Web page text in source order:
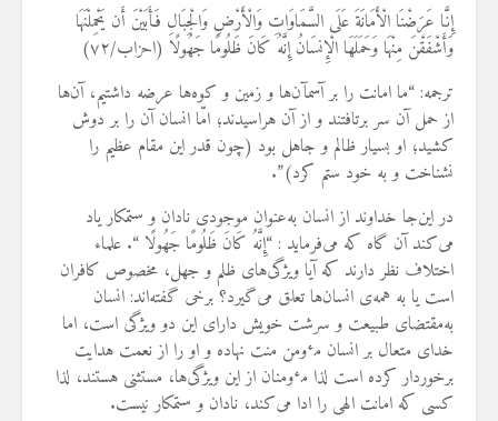
إِنَّا عَرَضْنَا الْأَمَانَةَ عَلَى السَّمَاوَاتِ وَالْأَرْضِ وَالْجِبَالِ فَأَبَيْنَ أَن يَحْمِلْنَهَا
وَأَشْفَقْنَ مِنْهَا وَحَمَلَهَا الْإِنسَانُ إِنَّهُ كَانَ ظَلُومًا جَهُولًا (احزاب/۷۲)
ترجمه: “ما امانت را بر آسمآن‌ها و زمین و کوه‌ها عرضه داشتیم، آن‌ها
از حمل آن سر برتافتند و از آن هراسیدند؛ امّا انسان آن را بر دوش
کشید؛ او بسیار ظالم و جاهل بود (چون قدر ‌این مقام عظیم را
نشناخت و به خود ستم کرد)”.
در ‌این‌جا خداوند از انسان به‌عنوان موجودی نادان و ستمکار ‌یاد
‌می‌کند آن گاه که ‌می‌فرماید : “إِنَّهُ كَانَ ظَلُومًا جَهُولًا “. علماء
اختلاف نظر دارند که آیا ‌ویژگی‌های ظلم و جهل، مخصوص کافران
است ‌یا به همه‌ی انسان‌ها تعلق ‌می‌گیرد؟ برخی گفته‌اند: انسان
به‌مقتضای طبیعت و سرشت خویش دارای‌ این دو ویژگی است، اما
خدای متعال بر انسان مٶمن منت نهاده و او را از نعمت هدایت
برخوردار کرده است لذا مٶمنان از ‌این ویژگی‌ها، مستثنی هستند، لذا
کسی که امانت الهی را ادا ‌می‌کند، نادان و ستمکار نیست‌.
19 جولای 2026
36 نمایش ها